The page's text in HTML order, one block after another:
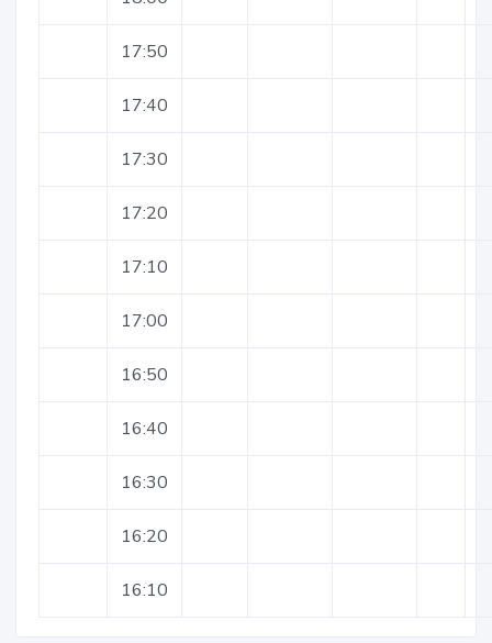
17:50
17:40
17:30
17:20
17:10
17:00
16:50
16:40
16:30
16:20
16:10